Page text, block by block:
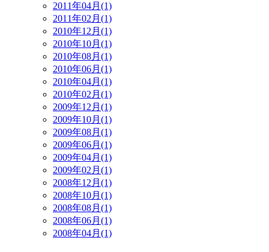
2011年04月(1)
2011年02月(1)
2010年12月(1)
2010年10月(1)
2010年08月(1)
2010年06月(1)
2010年04月(1)
2010年02月(1)
2009年12月(1)
2009年10月(1)
2009年08月(1)
2009年06月(1)
2009年04月(1)
2009年02月(1)
2008年12月(1)
2008年10月(1)
2008年08月(1)
2008年06月(1)
2008年04月(1)